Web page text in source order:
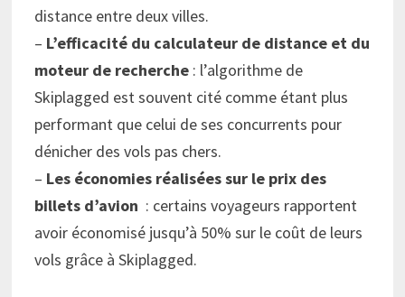
distance entre deux villes.
– L’efficacité du calculateur de distance et du
moteur de recherche : l’algorithme de
Skiplagged est souvent cité comme étant plus
performant que celui de ses concurrents pour
dénicher des vols pas chers.
– Les économies réalisées sur le prix des
billets d’avion : certains voyageurs rapportent
avoir économisé jusqu’à 50% sur le coût de leurs
vols grâce à Skiplagged.